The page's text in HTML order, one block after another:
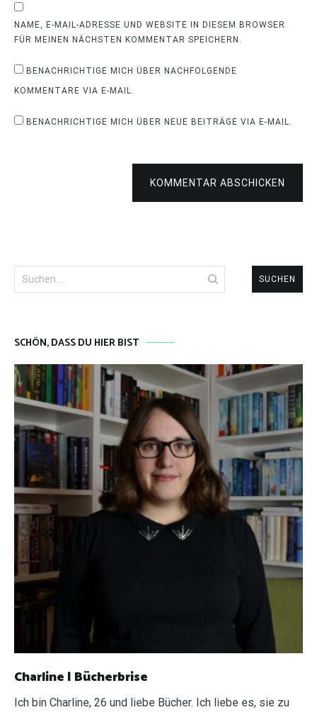
NAME, E-MAIL-ADRESSE UND WEBSITE IN DIESEM BROWSER
FÜR MEINEN NÄCHSTEN KOMMENTAR SPEICHERN.
BENACHRICHTIGE MICH ÜBER NACHFOLGENDE
KOMMENTARE VIA E-MAIL.
BENACHRICHTIGE MICH ÜBER NEUE BEITRÄGE VIA E-MAIL.
KOMMENTAR ABSCHICKEN
nach:
SCHÖN, DASS DU HIER BIST
Charline | Bücherbrise
Ich bin Charline, 26 und liebe Bücher. Ich liebe es, sie zu